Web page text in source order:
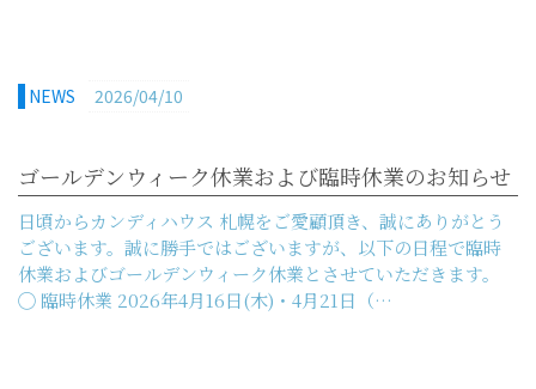
NEWS 2026/04/10
ゴールデンウィーク休業および臨時休業のお知らせ
日頃からカンディハウス 札幌をご愛顧頂き、誠にありがとう
ございます。誠に勝手ではございますが、以下の日程で臨時
休業およびゴールデンウィーク休業とさせていただきます。
◯ 臨時休業 2026年4月16日(木)・4月21日（…